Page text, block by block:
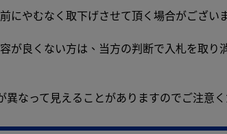
にやむなく取下げさせて頂く場合がござい
が良くない方は、当方の判断で入札を取り
なって見えることがありますのでご注意く